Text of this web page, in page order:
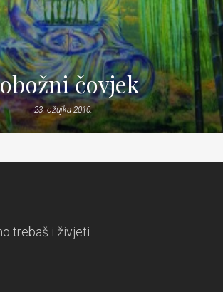
čovjek
23. ožujka 2010.
trebaš i živjeti